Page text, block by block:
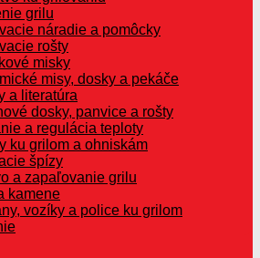
grilu
náradie a pomôcky
rošty
misky
misy, dosky a pekáče
a literatúra
dosky, panvice a rošty
a regulácia teploty
ku grilom a ohniskám
špízy
a zapaľovanie grilu
kamene
vozíky a police ku grilom